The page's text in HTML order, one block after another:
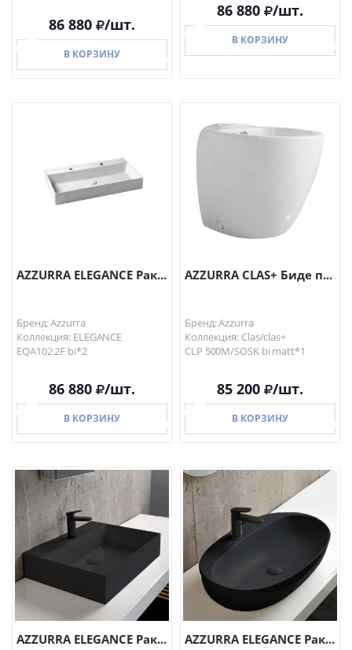
86 880 /шт.
В КОРЗИНУ
86 880 /шт.
В КОРЗИНУ
В КОРЗИНУ
AZZURRA ELEGANCE Рак...
Бренд: Azzurra
Коллекция: ELEGANCE
EQA102 2F bi*2
86 880 /шт.
В КОРЗИНУ
В КОРЗИНУ
AZZURRA CLAS+ Биде п...
Бренд: Azzurra
Коллекция: Clas/clas+
CLP 500M/SOSK bi matt*1
85 200 /шт.
В КОРЗИНУ
В КОРЗИНУ
AZZURRA ELEGANCE Рак... AZZURRA ELEGANCE Рак...